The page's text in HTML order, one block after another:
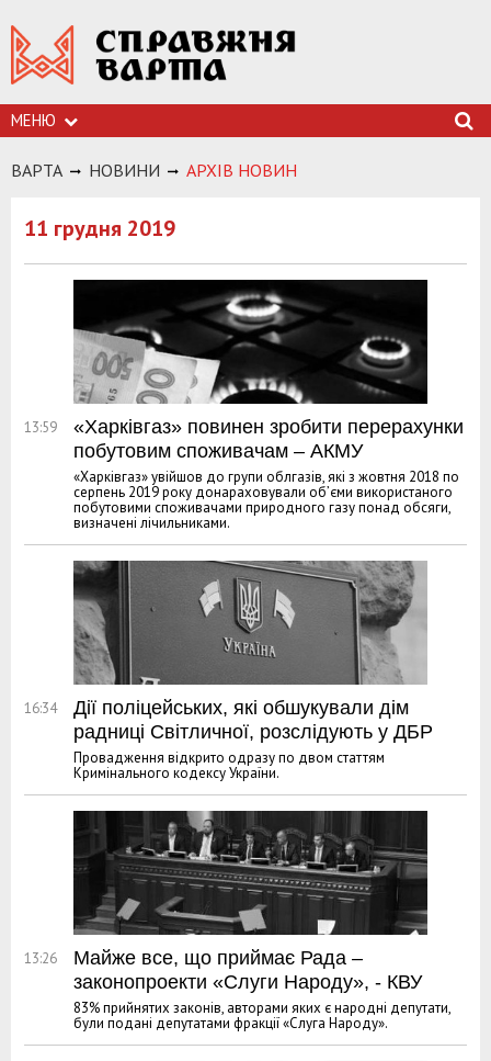
МЕНЮ
ВАРТА НОВИНИ АРХIВ НОВИН
11 грудня 2019
13:59
«Харківгаз» повинен зробити перерахунки
побутовим споживачам – АКМУ
«Харківгаз» увійшов до групи облгазів, які з жовтня 2018 по
серпень 2019 року донараховували об’єми використаного
побутовими споживачами природного газу понад обсяги,
визначені лічильниками.
16:34
Дії поліцейських, які обшукували дім
радниці Світличної, розслідують у ДБР
Провадження відкрито одразу по двом статтям
Кримінального кодексу України.
13:26
Майже все, що приймає Рада –
законопроекти «Слуги Народу», - КВУ
83% прийнятих законів, авторами яких є народні депутати,
були подані депутатами фракції «Слуга Народу».